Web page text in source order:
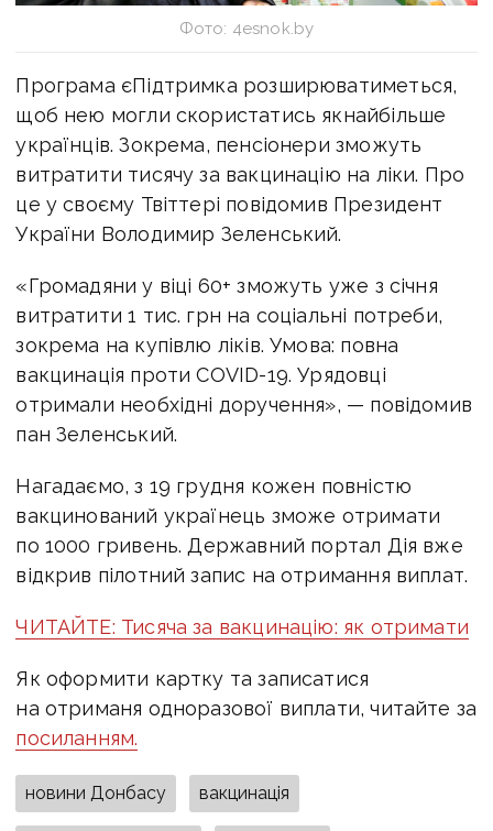
Фото: 4esnok.by
Програма єПідтримка розширюватиметься,
щоб нею могли скористатись якнайбільше
українців. Зокрема, пенсіонери зможуть
витратити тисячу за вакцинацію на ліки. Про
це у своєму Твіттері повідомив Президент
України Володимир Зеленський.
«Громадяни у віці 60+ зможуть уже з січня
витратити 1 тис. грн на соціальні потреби,
зокрема на купівлю ліків. Умова: повна
вакцинація проти COVID-19. Урядовці
отримали необхідні доручення», — повідомив
пан Зеленський.
Нагадаємо, з 19 грудня кожен повністю
вакцинований українець зможе отримати
по 1000 гривень. Державний портал Дія вже
відкрив пілотний запис на отримання виплат.
ЧИТАЙТЕ: Тисяча за вакцинацію: як отримати
Як оформити картку та записатися
на отриманя одноразової виплати, читайте за
посиланням.
новини Донбасу вакцинація